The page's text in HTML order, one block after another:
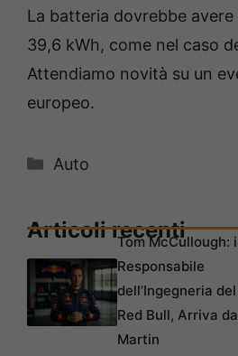
La batteria dovrebbe
39,6 kWh, come nel caso
Attendiamo novità su un
europeo.
Categorie
Auto
Articoli recenti
Tom McCullough:
Responsabile
dell’Ingegneria
Red Bull, Arriva
Martin